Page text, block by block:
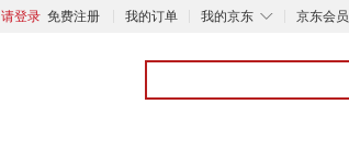
请登录 免费注册 我的订单 ◇
我的京东 京东会员